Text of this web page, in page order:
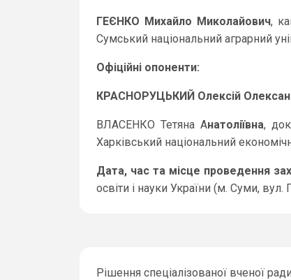
ГЕЄНКО Михайло Миколайович,
Сумський національний аграрний
Офіційні опоненти:
КРАСНОРУЦЬКИЙ Олексій
ВЛАСЕНКО Тетяна Анатоліївна,
Харківський національний
Дата, час та місце проведення
освіти і науки України (м. Суми, вул.
Рішення спеціалізованої вченої